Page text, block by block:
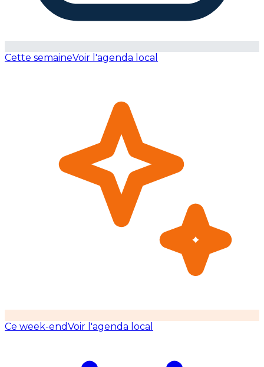
Cette semaineVoir l'agenda local
Ce week-endVoir l'agenda local